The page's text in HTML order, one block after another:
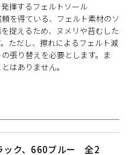
揮するフェルトソール
を得ている、フェルト素材のソ
捉えるため、ヌメリや苔むした
ただし、擦れによるフェルト減
張り替えを必要とします。ま
はありません。
ック、660ブルー 全2